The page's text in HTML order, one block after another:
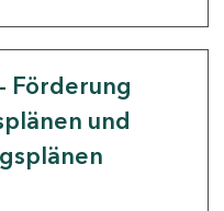
Förderung
und